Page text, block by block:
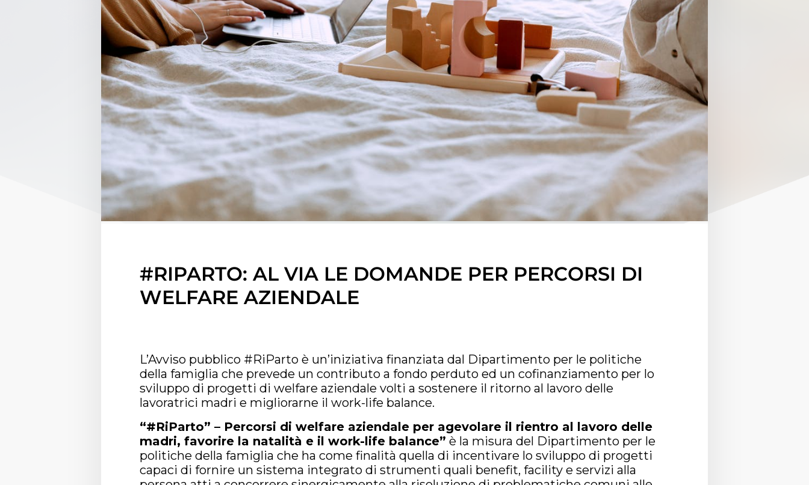
#RIPARTO: AL VIA LE DOMANDE PER PERCORSI DI
WELFARE AZIENDALE
L’Avviso pubblico #RiParto è un’iniziativa finanziata dal Dipartimento per le politiche
della famiglia che prevede un contributo a fondo perduto ed un cofinanziamento per lo
sviluppo di progetti di welfare aziendale volti a sostenere il ritorno al lavoro delle
lavoratrici madri e migliorarne il work-life balance.
“#RiParto” – Percorsi di welfare aziendale per agevolare il rientro al lavoro delle
madri, favorire la natalità e il work-life balance” è la misura del Dipartimento per le
politiche della famiglia che ha come finalità quella di incentivare lo sviluppo di progetti
capaci di fornire un sistema integrato di strumenti quali benefit, facility e servizi alla